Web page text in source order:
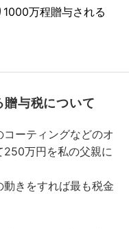
万程贈与される
与税について
ーティングなどのオ
250万円を私の父親に
きをすれば最も税金